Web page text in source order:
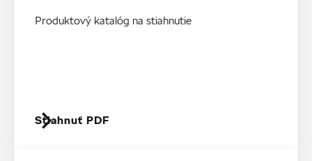
Produktový katalóg na stiahnutie
Stiahnuť PDF